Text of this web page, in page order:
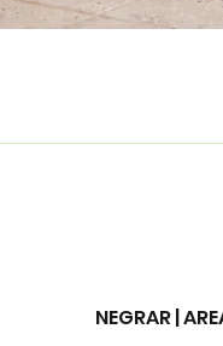
NEGRAR |